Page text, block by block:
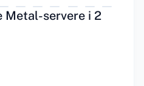
Metal-servere i 2